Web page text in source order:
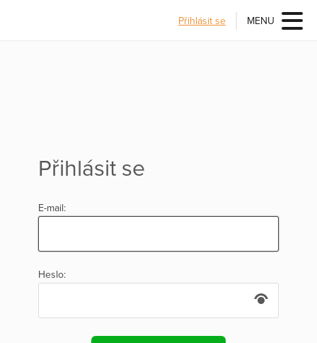
Přihlásit se MENU
Přihlásit se
E-mail:
Heslo: